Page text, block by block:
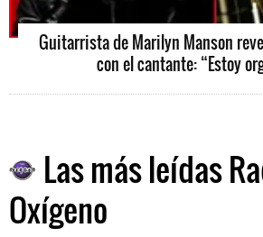
Guitarrista de Marilyn Manson
con el cantante: “Estoy
Las más leídas
Oxígeno